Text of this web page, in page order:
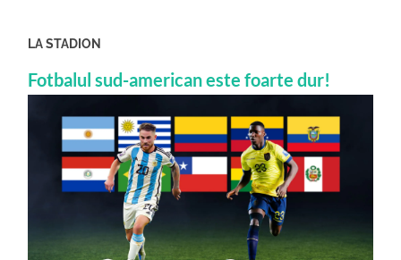
LA STADION
Fotbalul sud-american este foarte dur!